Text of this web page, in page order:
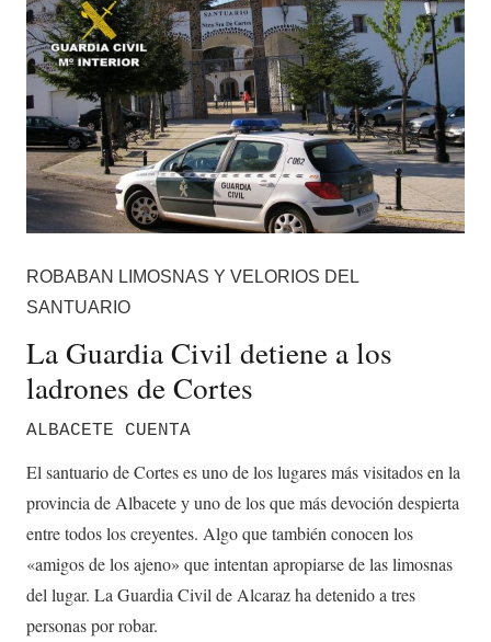
ROBABAN LIMOSNAS Y VELORIOS DEL
SANTUARIO
La Guardia Civil detiene a los
ladrones de Cortes
ALBACETE CUENTA
El santuario de Cortes es uno de los lugares más visitados en la
provincia de Albacete y uno de los que más devoción despierta
entre todos los creyentes. Algo que también conocen los
«amigos de los ajeno» que intentan apropiarse de las limosnas
del lugar. La Guardia Civil de Alcaraz ha detenido a tres
personas por robar.